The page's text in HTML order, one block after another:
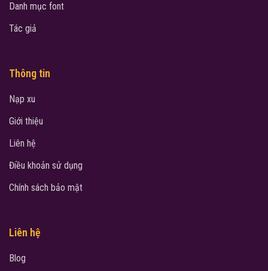
Danh mục font
Tác giả
Thông tin
Nạp xu
Giới thiệu
Liên hệ
Điều khoản sử dụng
Chính sách bảo mật
Liên hệ
Blog